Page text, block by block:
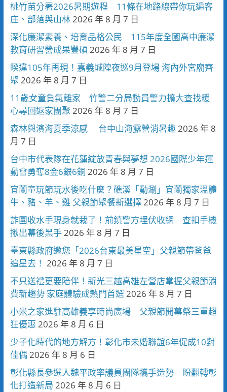
桃竹苗分署2026暑期遊程 11條在地路線帶你玩遍客
庄、部落與山林2026 年 8 月 7 日
深化廉潔素養、培育品格公民 115年度全國高中廉潔
教育研習營成果豐碩 2026 年 8 月 7 日
睽違105年再現！嘉義城隍夜巡9月登場 海內外宮廟齊
聚 2026 年 8 月 7 日
11歲女童負氣離家 竹警二分局動員警力擴大查找暖
心尋回返家團聚 2026 年 8 月 7 日
森林與濱海夏季涼感 台中山海露營消暑趣2026 年 8
月 7 日
台中市代表隊在花蓮綻放青春與夢想 2026國際少年運
動會勇奪8金6銀6銅 2026 年 8 月 7 日
宜蘭童玩節玩水後吃什麼？礁溪「動涮」宜蘭獨家溫體
牛、豬、羊、雞 父親節聚餐新選擇2026 年 8 月 7 日
詐團收水手現身就栽了！前鎮警方埋伏收網 查扣手機
揪出幕後黑手2026 年 8 月 7 日
臺東縣政府邀您「2026台東最美星空」父親節帶爸爸
追星去！ 2026 年 8 月 7 日
不只送禮更要陪伴！新光三越高雄左營店掌握父親節消
費新趨勢 家庭體驗成熱門首選2026 年 8 月 7 日
小米之家進駐高雄義享時尚廣場 父親節開幕祭三重超
狂優惠 2026 年 8 月 6 日
少子化時代的地方解方！彰化市未婚聯誼6年促成10對
佳偶 2026 年 8 月 6 日
彰化縣長參選人魏平政率議員團隊攜手造勢 盼翻轉彰
化打造新局 2026 年 8 月 6 日